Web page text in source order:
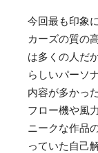
今回最も印象
カーズの質の
は多くの人だ
らしいパーソ
内容が多かっ
フロー機や風
ニークな作品
っていた自己